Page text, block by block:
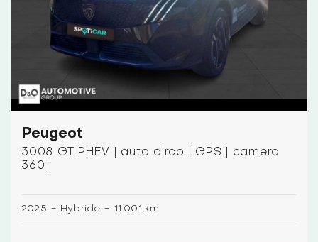
Peugeot
3008 GT PHEV | auto airco | GPS | camera
360 |
2025 - Hybride - 11.001 km